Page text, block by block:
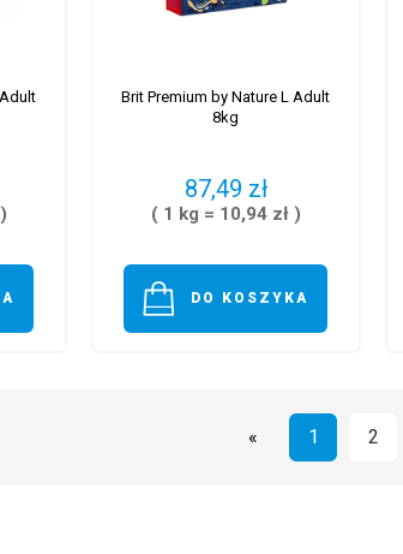
Brit Premium by Nature L Adult
8kg
87,49 zł
( 1 kg = 10,94 zł )
DO KOSZYKA
« 1 2